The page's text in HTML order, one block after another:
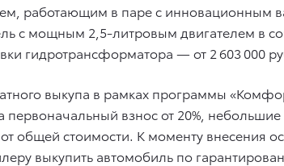
работающим в паре с инновационным
с мощным 2,5-литровым двигателем в
гидротрансформатора — от 2 603 000
выкупа в рамках программы
первоначальный взнос от 20%,
общей стоимости. К моменту внесения
выкупить автомобиль по